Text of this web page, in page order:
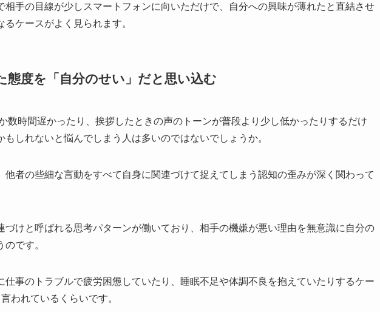
相手の目線が少しスマートフォンに向いただけで、自分への興味が薄れたと直結させ
ケースがよく見られます。
態度を「自分のせい」だと思い込む
数時間遅かったり、挨拶したときの声のトーンが普段より少し低かったりするだけ
しれないと悩んでしまう人は多いのではないでしょうか。
他者の些細な言動をすべて自身に関連づけて捉えてしまう認知の歪みが深く関わって
づけと呼ばれる思考パターンが働いており、相手の機嫌が悪い理由を無意識に自分の
です。
仕事のトラブルで疲労困憊していたり、睡眠不足や体調不良を抱えていたりするケー
われているくらいです。